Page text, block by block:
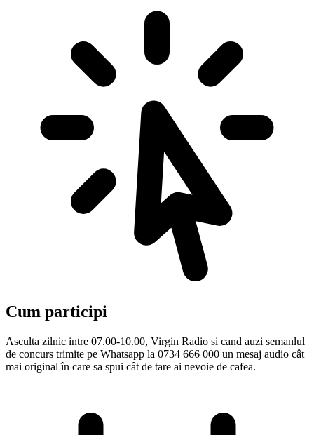
Cum participi
Asculta zilnic intre 07.00-10.00, Virgin Radio si cand auzi semanlul
de concurs trimite pe Whatsapp la 0734 666 000 un mesaj audio cât
mai original în care sa spui cât de tare ai nevoie de cafea.